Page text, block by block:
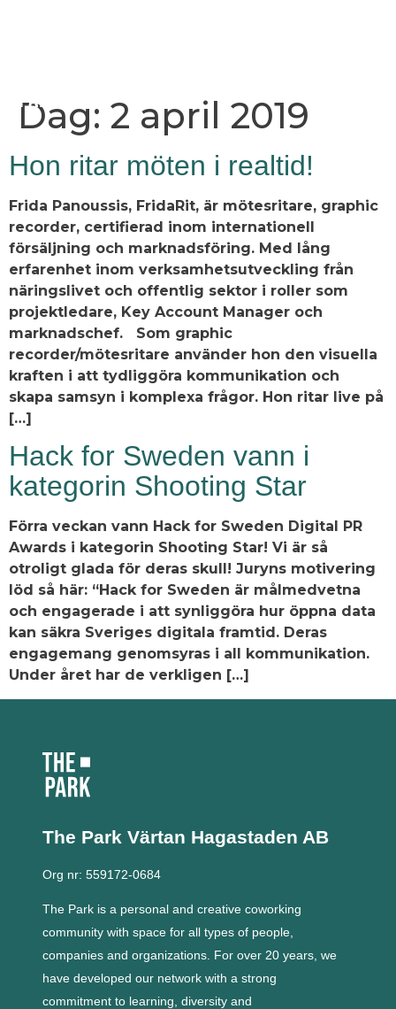
Dag: 2 april 2019
Hon ritar möten i realtid!
Frida Panoussis, FridaRit, är mötesritare, graphic
recorder, certifierad inom internationell
försäljning och marknadsföring. Med lång
erfarenhet inom verksamhetsutveckling från
näringslivet och offentlig sektor i roller som
projektledare, Key Account Manager och
marknadschef. Som graphic
recorder/mötesritare använder hon den visuella
kraften i att tydliggöra kommunikation och
skapa samsyn i komplexa frågor. Hon ritar live på
[…]
Hack for Sweden vann i
kategorin Shooting Star
Förra veckan vann Hack for Sweden Digital PR
Awards i kategorin Shooting Star! Vi är så
otroligt glada för deras skull! Juryns motivering
löd så här: “Hack for Sweden är målmedvetna
och engagerade i att synliggöra hur öppna data
kan säkra Sveriges digitala framtid. Deras
engagemang genomsyras i all kommunikation.
Under året har de verkligen […]
The Park Värtan Hagastaden AB
Org nr: 559172-0684
The Park is a personal and creative coworking
community with space for all types of people,
companies and organizations. For over 20 years, we
have developed our network with a strong
commitment to learning, diversity and